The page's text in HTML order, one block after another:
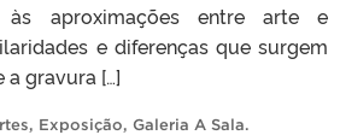
aproximações entre arte e
e diferenças que surgem
a gravura […]
, Exposição, Galeria A Sala.